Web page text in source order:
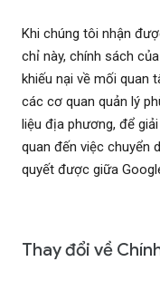
Khi chúng tôi nhận
chỉ này, chính sách
khiếu nại về mối quan
các cơ quan quản lý
liệu địa phương, để
quan đến việc chuyển
quyết được giữa
Thay đổi về